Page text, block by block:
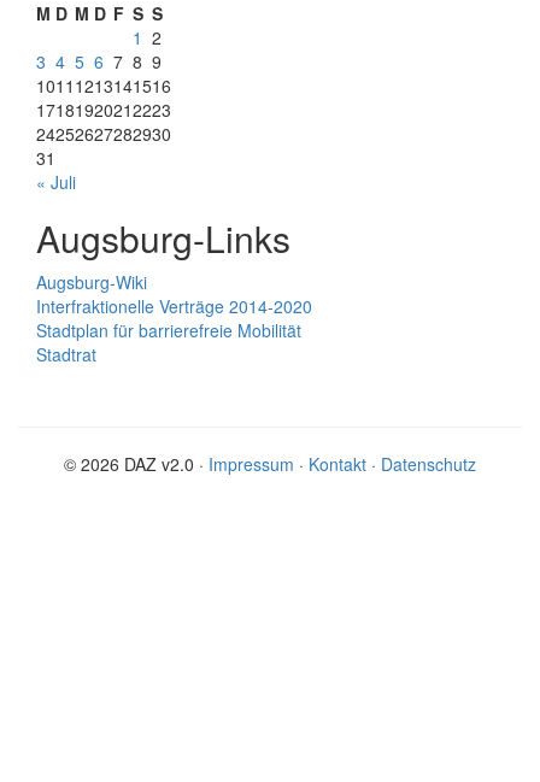
M D M D F S S
1 2
3 4 5 6 7 8 9
1011 1213141516
17181920212223
24252627282930
31
« Juli
Augsburg-Links
Augsburg-Wiki
Interfraktionelle Verträge 2014-2020
Stadtplan für barrierefreie Mobilität
Stadtrat
© 2026 DAZ v2.0 · Impressum · Kontakt · Datenschutz